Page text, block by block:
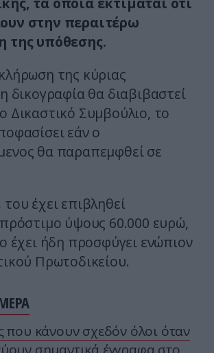
στην περαιτέρω
της υπόθεσης.
της κύριας
δικογραφία θα διαβιβαστεί
Δικαστικό Συμβούλιο, το
εάν ο
θα παραπεμφθεί σε
έχει επιβληθεί
πρόστιμο ύψους 60.000 ευρώ,
έχει ήδη προσφύγει ενώπιον
Πρωτοδικείου.
που κάνουν σχεδόν όλοι όταν